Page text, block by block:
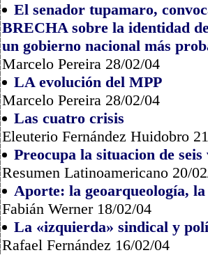
El senador tupamaro,
BRECHA sobre la identidad
un gobierno nacional más
Marcelo Pereira 28/02/04
LA evolución del MPP
Marcelo Pereira 28/02/04
Las cuatro crisis
Eleuterio Fernández Huidobro
Preocupa la situacion de
Resumen Latinoamericano 20/
Aporte: la geoarqueología,
Fabián Werner 18/02/04
La «izquierda» sindical y
Rafael Fernández 16/02/04